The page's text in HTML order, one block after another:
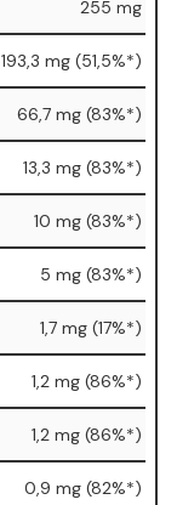
255 mg
193,3 mg (51,5%*)
66,7 mg (83%*)
13,3 mg (83%*)
10 mg (83%*)
5 mg (83%*)
1,7 mg (17%*)
1,2 mg (86%*)
1,2 mg (86%*)
0,9 mg (82%*)